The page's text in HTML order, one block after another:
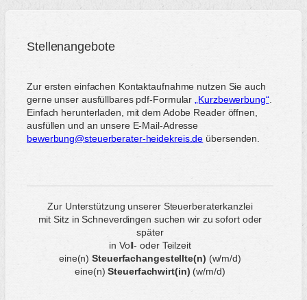
Stellenangebote
Zur ersten einfachen Kontaktaufnahme nutzen Sie auch
gerne unser ausfüllbares pdf-Formular„Kurzbewerbung“.
Einfach herunterladen, mit dem Adobe Reader öffnen,
ausfüllen und an unsere E-Mail-Adresse
bewerbung@steuerberater-heidekreis.de übersenden.
Zur Unterstützung unserer Steuerberaterkanzlei
mit Sitz in Schneverdingen suchen wir zu sofort oder
später
in Voll- oder Teilzeit
eine(n)Steuerfachangestellte(n) (w/m/d)
eine(n)Steuerfachwirt(in) (w/m/d)